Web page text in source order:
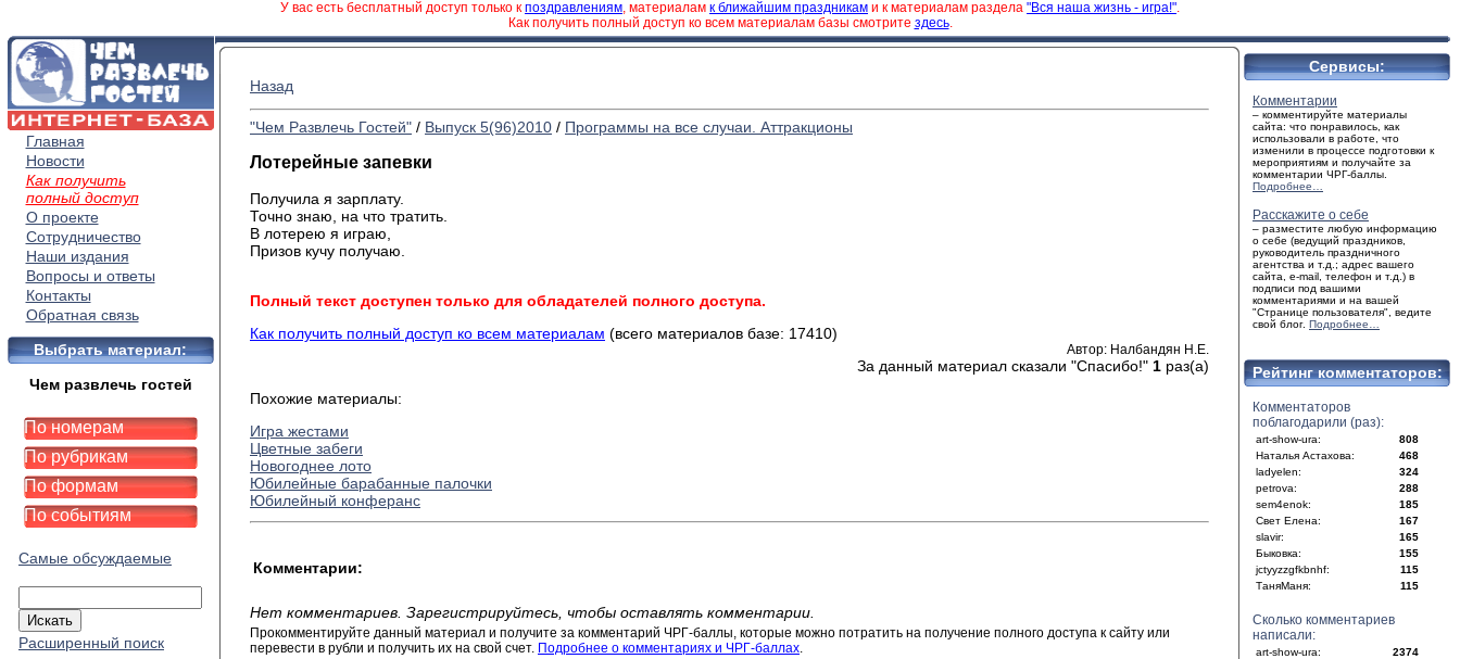
У вас есть бесплатный доступ только к поздравлениям, материалам к ближайшим праздникам и к материалам раздела "Вся наша жизнь - игра!".
Как получить полный доступ ко всем материалам базы смотрите здесь.
Главная
Новости
Как получить
полный доступ
О проекте
Сотрудничество
Наши издания
Вопросы и ответы
Контакты
Обратная связь
Выбрать материал:
Чем развлечь гостей
По номерам
По рубрикам
По формам
По событиям
Самые обсуждаемые
Расширенный поиск
Назад
"Чем Развлечь Гостей" / Выпуск 5(96)2010 / Программы на все случаи. Аттракционы
Лотерейные запевки
Получила я зарплату.
Точно знаю, на что тратить.
В лотерею я играю,
Призов кучу получаю.
Полный текст доступен только для обладателей полного доступа.
Как получить полный доступ ко всем материалам (всего материалов базе: 17410)
Автор: Налбандян Н.Е.
За данный материал сказали "Спасибо!" 1 раз(а)
Похожие материалы:
Игра жестами
Цветные забеги
Новогоднее лото
Юбилейные барабанные палочки
Юбилейный конферанс
Комментарии:
Нет комментариев. Зарегистрируйтесь, чтобы оставлять комментарии.
Прокомментируйте данный материал и получите за комментарий ЧРГ-баллы, которые можно потратить на получение полного доступа к сайту или
перевести в рубли и получить их на свой счет. Подробнее о комментариях и ЧРГ-баллах.
Сервисы:
Комментарии
– комментируйте материалы
сайта: что понравилось, как
использовали в работе, что
изменили в процессе подготовки к
мероприятиям и получайте за
комментарии ЧРГ-баллы.
Подробнее…
Расскажите о себе
– разместите любую информацию
о себе (ведущий праздников,
руководитель праздничного
агентства и т.д.; адрес вашего
сайта, e-mail, телефон и т.д.) в
подписи под вашими
комментариями и на вашей
"Странице пользователя", ведите
свой блог. Подробнее…
Рейтинг комментаторов:
Комментаторов
поблагодарили (раз):
art-show-ura:
808
Наталья Астахова:
468
ladyelen:
324
petrova:
288
sem4enok:
185
Свет Елена:
167
slavir:
165
Быковка:
155
jctyyzzgfkbnhf:
115
ТаняМаня:
115
Сколько комментариев
написали:
art-show-ura:
2374